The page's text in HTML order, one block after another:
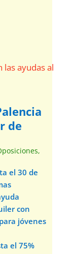
de
,
el 30 de
con
jóvenes
el 75%